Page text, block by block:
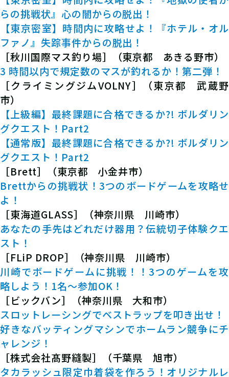
らの挑戦状』心の闇からの脱出！
【東京密室】時間内に攻略せよ！『ホテル・オル
ファノ』失踪事件からの脱出！
［秋川国際マス釣り場］（東京都 あきる野市）
3 時間以内で規定数のマスが釣れるか！第二弾！
［クライミングジムVOLNY］（東京都 武蔵野
市）
【上級編】最終課題に合格できるか?! ボルダリン
グクエスト！Part2
【通常版】最終課題に合格できるか?! ボルダリン
グクエスト！Part2
［Brett］（東京都 小金井市）
Brettからの挑戦状！3つのボードゲームを攻略せ
よ！
［東海道GLASS］（神奈川県 川崎市）
あなたの手先はどれだけ器用？伝統切子体験クエ
スト！
［FLiP DROP］（神奈川県 川崎市）
川崎でボードゲームに挑戦！！3つのゲームを攻
略しよう！1名～参加OK！
［ビックバン］（神奈川県 大和市）
スロットレーシングでベストラップを叩き出せ！
好きなバッティングマシンでホームラン競争にチ
ャレンジ！
［株式会社髙野縫製］（千葉県 旭市）
タカラッシュ限定巾着袋を作ろう！オリジナルレ